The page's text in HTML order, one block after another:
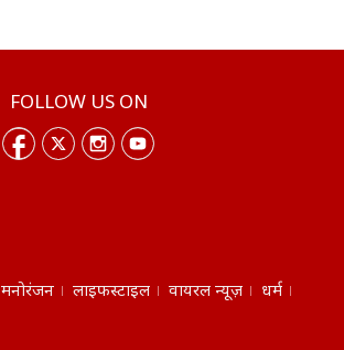
FOLLOW US ON
मनोरंजन लाइफस्टाइल वायरल न्यूज़
धर्म